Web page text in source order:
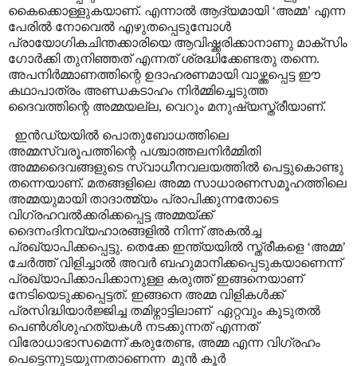
കൈക്കൊള്ളുകയാണ്. എന്നാൽ ആദ്യമായി ‘അമ്മ’ എന്ന
പേരിൽ നോവെൽ എഴുതപ്പെടുമ്പോൾ
പ്രായോഗികചിന്തക്കാരിയെ ആവിഷ്ക്കരിക്കാനാണു മാക്സിം
ഗോർക്കി തുനിഞ്ഞത് എന്നത് ശ്രദ്ധിക്കേണ്ടതു തന്നെ.
അപനിർമ്മാണത്തിന്റെ ഉദാഹരണമായി വാഴ്ത്തപ്പെട്ട ഈ
കഥാപാത്രം അണ്ഡകടാഹം നിർമ്മിച്ചെടുത്ത
ദൈവത്തിന്റെ അമ്മയല്ല, വെറും മനുഷ്യസ്ത്രീയാണ്.
ഇൻഡ്യയിൽ പൊതുബോധത്തിലെ
അമ്മസ്വരൂപത്തിന്റെ പശ്ചാത്തലനിർമ്മിതി
അമ്മദൈവങ്ങളുടെ സ്വാധീനവലയത്തിൽ പെട്ടുകൊണ്ടു
തന്നെയാണ്. മതങ്ങളിലെ അമ്മ സാധാരണസമൂഹത്തിലെ
അമ്മയുമായി താദാത്മ്യം പ്രാപിക്കുന്നതോടെ
വിഗ്രഹവൽക്കരിക്കപ്പെട്ട അമ്മയ്ക്ക്
ദൈനംദിനവ്യഹാരങ്ങളിൽ നിന്ന് അകൽച്ച
പ്രഖ്യാപിക്കപ്പെട്ടു. തെക്കേ ഇന്ത്യയിൽ സ്ത്രീകളെ ‘അമ്മ’
ചേർത്ത് വിളിച്ചാൽ അവർ ബഹുമാനിക്കപ്പെടുകയാണെന്ന്
പ്രഖ്യാപിക്കാപിക്കാനുള്ള കരുത്ത് ഇങ്ങനെയാണ്
നേടിയെടുക്കപ്പെട്ടത്. ഇങ്ങനെ അമ്മ വിളികൾക്ക്
പ്രസിദ്ധിയാർജ്ജിച്ച തമിഴ്നാട്ടിലാണ് ഏറ്റവും കൂടുതൽ
പെൺശിശുഹത്യകൾ നടക്കുന്നത് എന്നത്
വിരോധാഭാസമെന്ന് കരുതേണ്ട, അമ്മ എന്ന വിഗ്രഹം
പെട്ടെന്നുടയുന്നതാണെന്ന മുൻ കൂർ